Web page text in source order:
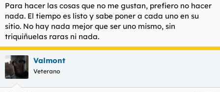
Para hacer las cosas que no me gustan, prefiero no hacer
nada. El tiempo es listo y sabe poner a cada uno en su
sitio. No hay nada mejor que ser uno mismo, sin
triquiñuelas raras ni nada.
Valmont
Veterano